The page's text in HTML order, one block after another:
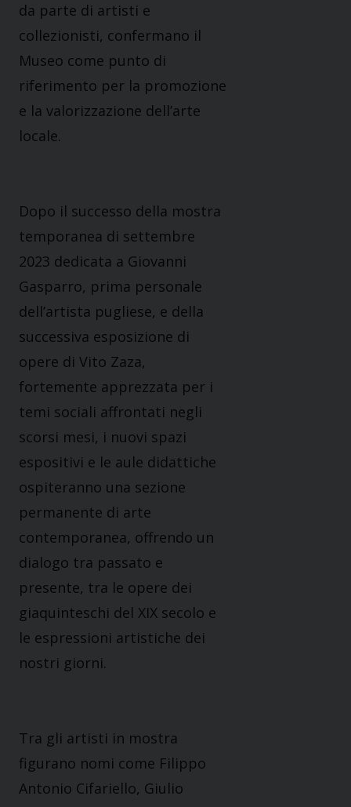
da parte di artisti e
collezionisti, confermano il
Museo come punto di
riferimento per la promozione
e la valorizzazione dell’arte
locale.
Dopo il successo della mostra
temporanea di settembre
2023 dedicata a Giovanni
Gasparro, prima personale
dell’artista pugliese, e della
successiva esposizione di
opere di Vito Zaza,
fortemente apprezzata per i
temi sociali affrontati negli
scorsi mesi, i nuovi spazi
espositivi e le aule didattiche
ospiteranno una sezione
permanente di arte
contemporanea, offrendo un
dialogo tra passato e
presente, tra le opere dei
giaquinteschi del XIX secolo e
le espressioni artistiche dei
nostri giorni.
Tra gli artisti in mostra
figurano nomi come Filippo
Antonio Cifariello, Giulio